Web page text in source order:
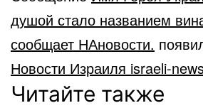
душой стало названием
сообщает НАновости.
Новости Израиля israeli-
Читайте также